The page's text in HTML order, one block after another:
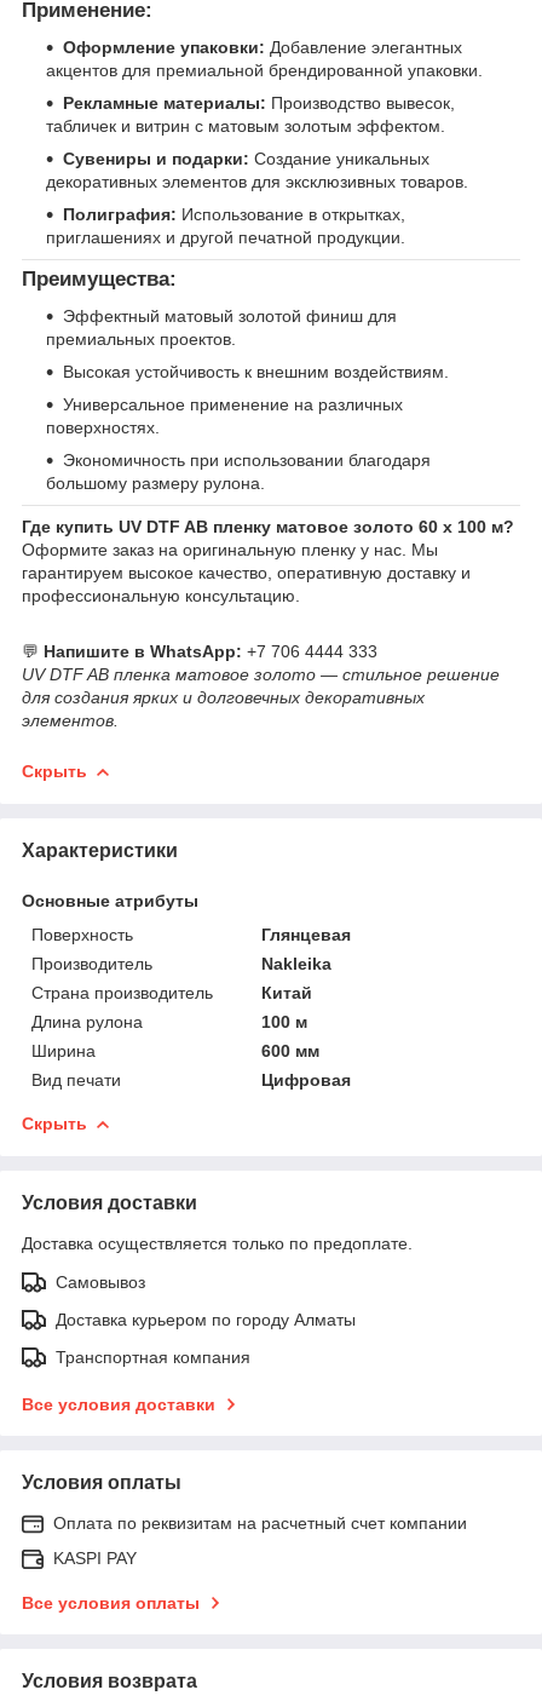
Применение:
Оформление упаковки: Добавление элегантных
акцентов для премиальной брендированной упаковки.
Рекламные материалы: Производство вывесок,
табличек и витрин с матовым золотым эффектом.
Сувениры и подарки: Создание уникальных
декоративных элементов для эксклюзивных товаров.
Полиграфия: Использование в открытках,
приглашениях и другой печатной продукции.
Преимущества:
Эффектный матовый золотой финиш для
премиальных проектов.
Высокая устойчивость к внешним воздействиям.
Универсальное применение на различных
поверхностях.
Экономичность при использовании благодаря
большому размеру рулона.
Где купить UV DTF AB пленку матовое золото 60 х 100 м?
Оформите заказ на оригинальную пленку у нас. Мы
гарантируем высокое качество, оперативную доставку и
профессиональную консультацию.
💬 Напишите в WhatsApp: +7 706 4444 333
UV DTF AB пленка матовое золото — стильное решение
для создания ярких и долговечных декоративных
элементов.
Скрыть
Характеристики
Основные атрибуты
Поверхность
Глянцевая
Производитель
Nakleika
Страна производитель
Китай
Длина рулона
100 м
Ширина
600 мм
Вид печати
Цифровая
Скрыть
Условия доставки
Доставка осуществляется только по предоплате.
Самовывоз
Доставка курьером по городу Алматы
Транспортная компания
Все условия доставки
Условия оплаты
Оплата по реквизитам на расчетный счет компании
KASPI PAY
Все условия оплаты
Условия возврата